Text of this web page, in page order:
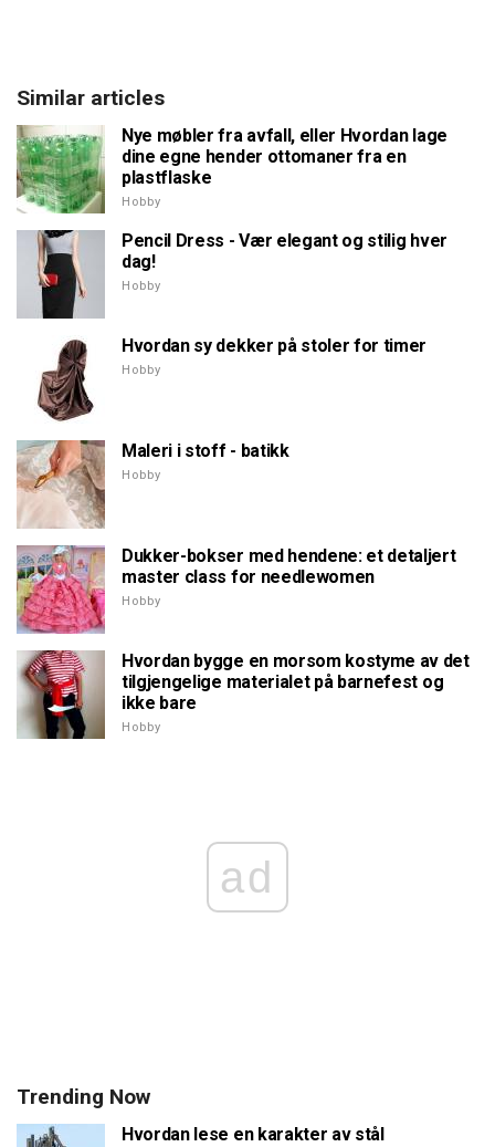
Similar articles
Nye møbler fra avfall, eller Hvordan lage
dine egne hender ottomaner fra en
plastflaske
Hobby
Pencil Dress - Vær elegant og stilig hver
dag!
Hobby
Hvordan sy dekker på stoler for timer
Hobby
Maleri i stoff - batikk
Hobby
Dukker-bokser med hendene: et detaljert
master class for needlewomen
Hobby
Hvordan bygge en morsom kostyme av det
tilgjengelige materialet på barnefest og
ikke bare
Hobby
ad
Trending Now
Hvordan lese en karakter av stål